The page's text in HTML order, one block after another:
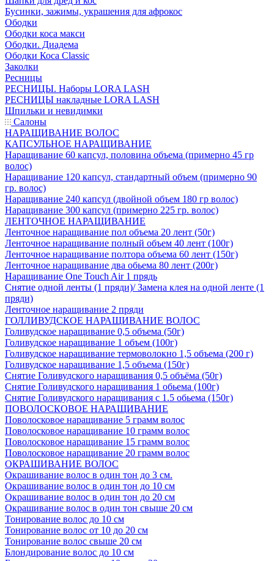
Бусинки, зажимы, украшения для афрокос
Ободки
Ободки коса макси
Ободки. Диадема
Ободки Коса Classic
Заколки
Ресницы
РЕСНИЦЫ. Наборы LORA LASH
РЕСНИЦЫ накладные LORA LASH
Шпильки и невидимки
Салоны
НАРАЩИВАНИЕ ВОЛОС
КАПСУЛЬНОЕ НАРАЩИВАНИЕ
Наращивание 60 капсул, половина объема (примерно 45 гр
волос)
Наращивание 120 капсул, стандартный объем (примерно 90
гр. волос)
Наращивание 240 капсул (двойной объем 180 гр волос)
Наращивание 300 капсул (примерно 225 гр. волос)
ЛЕНТОЧНОЕ НАРАЩИВАНИЕ
Ленточное наращивание пол объема 20 лент (50г)
Ленточное наращивание полный объем 40 лент (100г)
Ленточное наращивание полтора объема 60 лент (150г)
Ленточное наращивание два обьема 80 лент (200г)
Наращивание One Touch Air 1 прядь
Снятие одной ленты (1 пряди)/ Замена клея на одной ленте (1
пряди)
Ленточное наращивание 2 пряди
ГОЛЛИВУДСКОЕ НАРАЩИВАНИЕ ВОЛОС
Голивудское наращивание 0,5 объема (50г)
Голивудское наращивание 1 объем (100г)
Голивудское наращивание термоволокно 1,5 объема (200 г)
Голивудское наращивание 1,5 объема (150г)
Снятие Голивудского наращивания 0,5 объёма (50г)
Снятие Голивудского наращивания 1 обьема (100г)
Снятие Голивудского наращивания с 1.5 обьема (150г)
ПОВОЛОСКОВОЕ НАРАЩИВАНИЕ
Поволосковое наращивание 5 грамм волос
Поволосковое наращивание 10 грамм волос
Поволосковое наращивание 15 грамм волос
Поволосковое наращивание 20 грамм волос
ОКРАШИВАНИЕ ВОЛОС
Окрашивание волос в один тон до 3 см.
Окрашивание волос в один тон до 10 см
Окрашивание волос в один тон до 20 см
Окрашивание волос в один тон свыше 20 см
Тонирование волос до 10 см
Тонирование волос от 10 до 20 см
Тонирование волос свыше 20 см
Блондирование волос до 10 см